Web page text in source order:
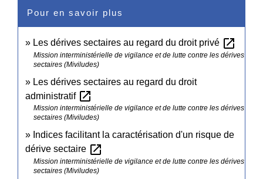
Pour en savoir plus
Les dérives sectaires au regard du droit privé open_in_new
Mission interministérielle de vigilance et de lutte contre les dérives
sectaires (Miviludes)
Les dérives sectaires au regard du droit
administratif open_in_new
Mission interministérielle de vigilance et de lutte contre les dérives
sectaires (Miviludes)
Indices facilitant la caractérisation d'un risque de
dérive sectaire open_in_new
Mission interministérielle de vigilance et de lutte contre les dérives
sectaires (Miviludes)